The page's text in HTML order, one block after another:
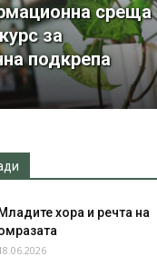
среща
за
подкрепа
Младите хора и речта на